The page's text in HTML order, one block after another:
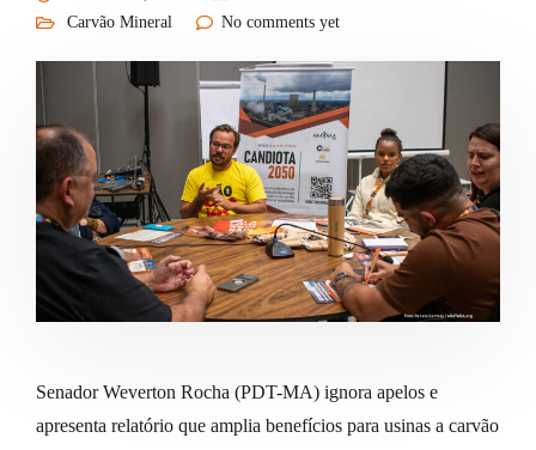
Carvão Mineral
No comments yet
Senador Weverton Rocha (PDT-MA) ignora apelos e
apresenta relatório que amplia benefícios para usinas a carvão